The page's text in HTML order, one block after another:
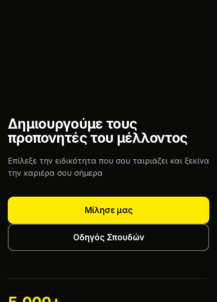
Δημιουργούμε τους
προπονητές του μέλλοντος
Επίλεξε την ειδικότητα που σου ταιριάζει και ξεκίνα
την καριέρα σου σήμερα
Μίλησε μας
Οδηγός Σπουδών